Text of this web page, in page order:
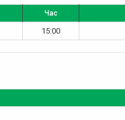
Час
15:00